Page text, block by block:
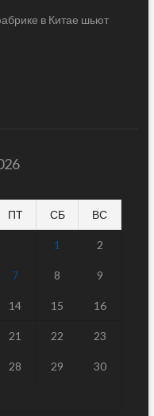
в Китае шьют
ПТ СБ ВС
1 2
7 8 9
14 15 16
21 22 23
28 29 30